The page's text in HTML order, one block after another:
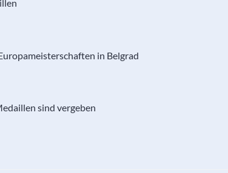
in Belgrad
sind vergeben